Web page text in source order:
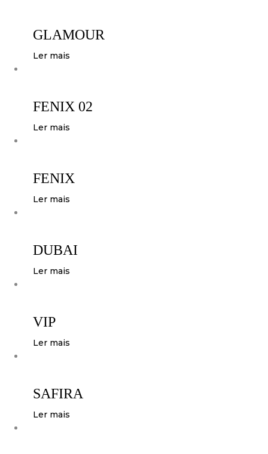
GLAMOUR
Ler mais
FENIX 02
Ler mais
FENIX
Ler mais
DUBAI
Ler mais
VIP
Ler mais
SAFIRA
Ler mais